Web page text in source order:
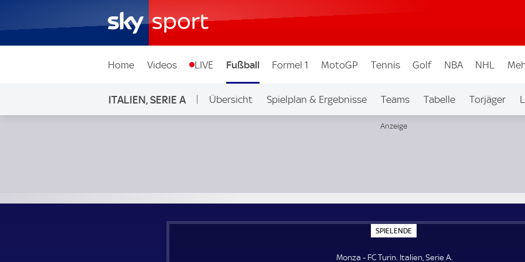
Home Videos LIVE Fußball Formel 1 MotoGP Tennis Golf NBA NHL
ITALIEN, SERIE A Übersicht Spielplan & Ergebnisse Teams Tabelle Torjäger
SPIELENDE
P
E
Monza - FC Turin. Italien, Serie A.